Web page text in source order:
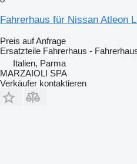
Fahrerhaus für Nissan Atleon
Preis auf Anfrage
Ersatzteile Fahrerhaus -
Italien, Parma
MARZAIOLI SPA
Verkäufer kontaktieren